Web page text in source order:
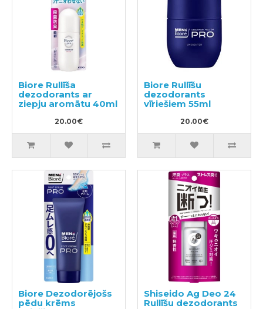
Biore Rullīša
dezodorants ar
ziepju aromātu 40ml
20.00€
Biore Rullīšu
dezodorants
vīriešiem 55ml
20.00€
Biore Dezodorējošs
pēdu krēms
Shiseido Ag Deo 24
Rullīšu dezodorants